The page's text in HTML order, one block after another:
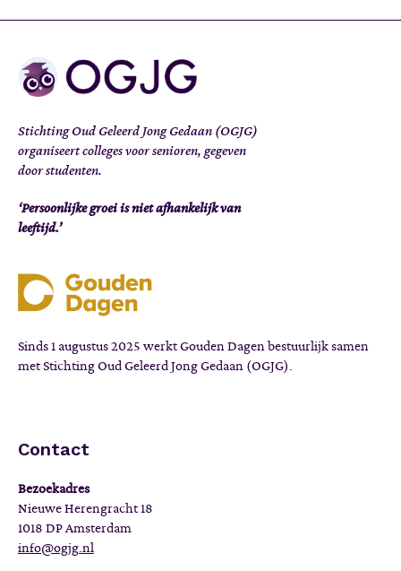
Stichting Oud Geleerd Jong Gedaan (OGJG)
organiseert colleges voor senioren, gegeven
door studenten.
‘Persoonlijke groei is niet afhankelijk van
leeftijd.’
Sinds 1 augustus 2025 werkt Gouden Dagen bestuurlijk samen
met Stichting Oud Geleerd Jong Gedaan (OGJG).
Contact
Bezoekadres
Nieuwe Herengracht 18
1018 DP Amsterdam
info@ogjg.nl